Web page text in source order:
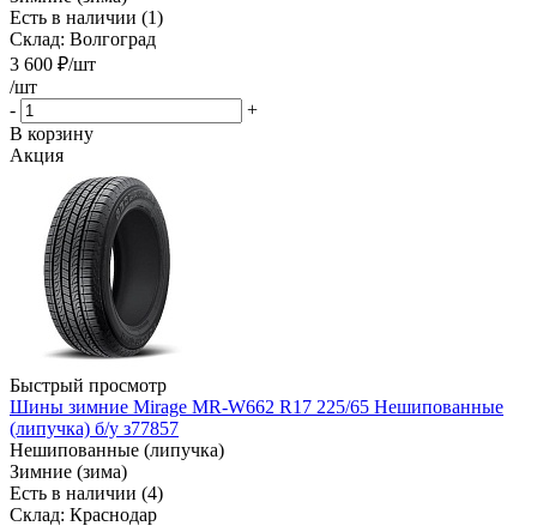
Есть в наличии (1)
Склад: Волгоград
3 600 ₽/шт
/шт
-
+
В корзину
Акция
Быстрый просмотр
Шины зимние Mirage MR-W662 R17 225/65 Нешипованные
(липучка) б/у з77857
Нешипованные (липучка)
Зимние (зима)
Есть в наличии (4)
Склад: Краснодар